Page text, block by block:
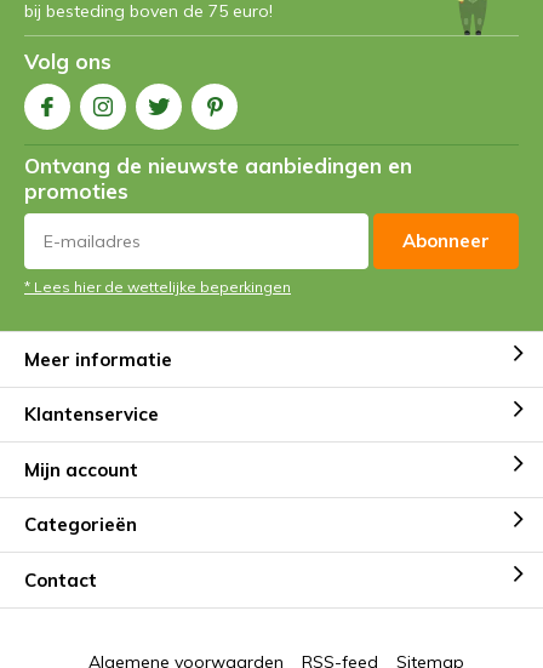
bij besteding boven de 75 euro!
Volg ons
Ontvang de nieuwste aanbiedingen en
promoties
Abonneer
* Lees hier de wettelijke beperkingen
Meer informatie
Klantenservice
Mijn account
Categorieën
Contact
Algemene voorwaarden RSS-feed Sitemap